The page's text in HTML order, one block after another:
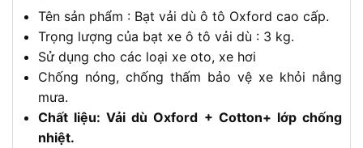
Tên sản phẩm : Bạt vải dù ô tô Oxford cao cấp.
Trọng lượng của bạt xe ô tô vải dù : 3 kg.
Sử dụng cho các loại xe oto, xe hơi
Chống nóng, chống thấm bảo vệ xe khỏi nắng
mưa.
Chất liệu: Vải dù Oxford + Cotton+ lớp chống
nhiệt.